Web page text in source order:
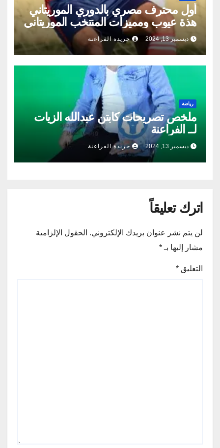
أول محترف مصري بالدوري الموريتاني
هذة عيوب ومميزات المنتخب الموريتاني
ديسمبر 13, 2024 جريدة الفراعنة
رياضة
ملخص تصريحات كابتن عبدالله الزيات
لــ الفراعنة
ديسمبر 13, 2024 جريدة الفراعنة
اترك تعليقاً
لن يتم نشر عنوان بريدك الإلكتروني. الحقول الإلزامية
مشار إليها بـ *
التعليق *